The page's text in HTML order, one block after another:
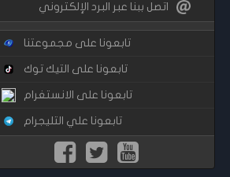
اتصل ببنا عبر البرد الإلكتروني
تابعونا على مجموعتنا
تابعونا على التيك توك
تابعونا على الانستغرام
تابعونا علي التليجرام